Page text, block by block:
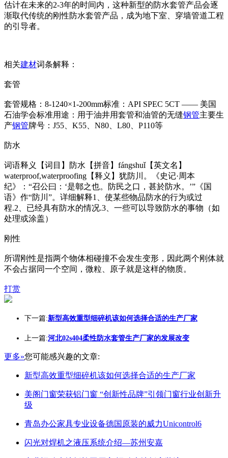
估计在未来的2-3年的时间内，这种新型的防水套管产品会逐
渐取代传统的刚性防水套管产品，成为地下室、穿墙管道工程
的引导者。
相关建材词条解释：
套管
套管规格：8-1240×1-200mm标准：API SPEC 5CT —— 美国
石油学会标准用途：用于油井用套管和油管的无缝钢管主要生
产钢管牌号：J55、K55、N80、L80、P110等
防水
词语释义【词目】防水【拼音】fángshuǐ【英文名】
waterproof,waterproofing【释义】犹防川。《史记·周本
纪》：“召公曰：‘是鄣之也。防民之口，甚於防水。’”《国
语》作“防川”。详细解释1、使某些物品防水的行为或过
程.2、已经具有防水的情况.3、一些可以导致防水的事物（如
处理或涂盖）
刚性
所谓刚性是指两个物体相碰撞不会发生变形，因此两个刚体就
不会占据同一个空间，微粒、原子就是这样的物质。
打赏
下一篇:新型高效重型细碎机该如何选择合适的生产厂家
上一篇:河北02s404柔性防水套管生产厂家的发展改变
更多»您可能感兴趣的文章:
新型高效重型细碎机该如何选择合适的生产厂家
美阁门窗荣获铝门窗 “创新性品牌”引领门窗行业创新升
级
青岛办公家具专业设备德国原装的威力Unicontrol6
闪光对焊机之液压系统介绍—苏州安嘉